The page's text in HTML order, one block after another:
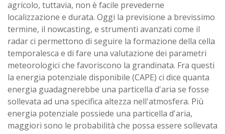
agricolo, tuttavia, non è facile prevederne
localizzazione e durata. Oggi la previsione a brevissimo
termine, il nowcasting, e strumenti avanzati come il
radar ci permettono di seguire la formazione della cella
temporalesca e di fare una valutazione dei parametri
meteorologici che favoriscono la grandinata. Fra questi
la energia potenziale disponibile (CAPE) ci dice quanta
energia guadagnerebbe una particella d'aria se fosse
sollevata ad una specifica altezza nell'atmosfera. Più
energia potenziale possiede una particella d'aria,
maggiori sono le probabilità che possa essere sollevata